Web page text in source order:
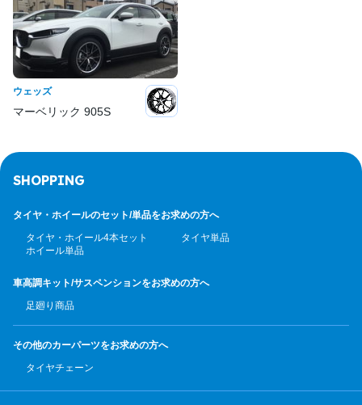
ウェッズ
マーベリック 905S
SHOPPING
タイヤ・ホイールのセット/単品をお求めの方へ
タイヤ・ホイール4本セット
タイヤ単品
ホイール単品
車高調キット/サスペンションをお求めの方へ
足廻り商品
その他のカーパーツをお求めの方へ
タイヤチェーン